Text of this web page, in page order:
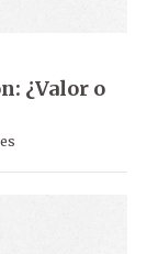
¿Valor o